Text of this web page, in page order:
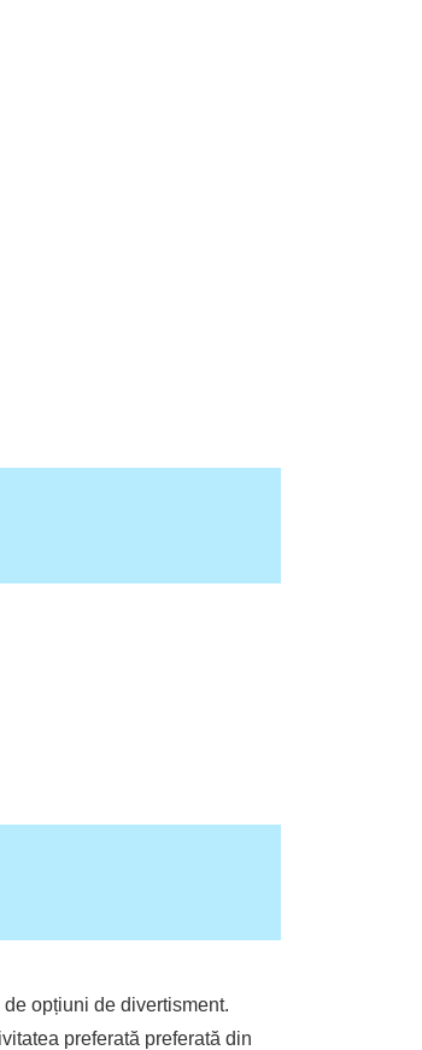
opțiuni de divertisment.
preferată preferată din